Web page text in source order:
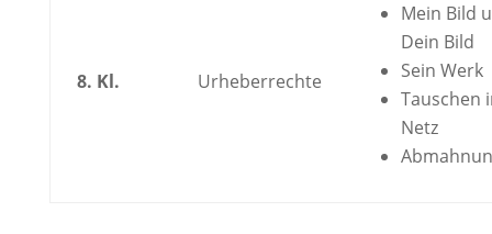
8. Kl. Urheberrechte
Mein Bild
Dein Bild
Sein Werk
Tauschen
Netz